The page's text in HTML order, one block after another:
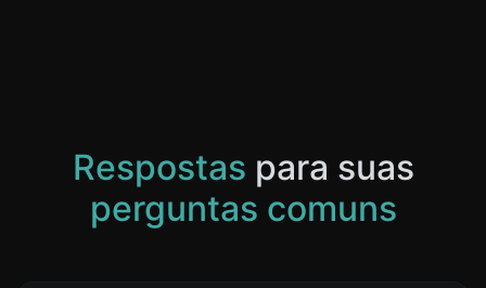
Respostas para suas
perguntas comuns